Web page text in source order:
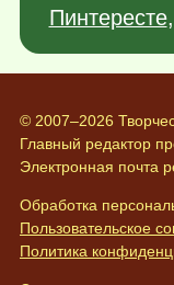
Пинтересте
© 2007–2026
Главный редактор
Электронная почта
Обработка
Пользовательское
Политика